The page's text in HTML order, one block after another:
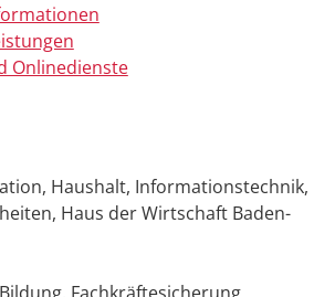
Onlinedienste
Haushalt, Informationstechnik,
Haus der Wirtschaft Baden-